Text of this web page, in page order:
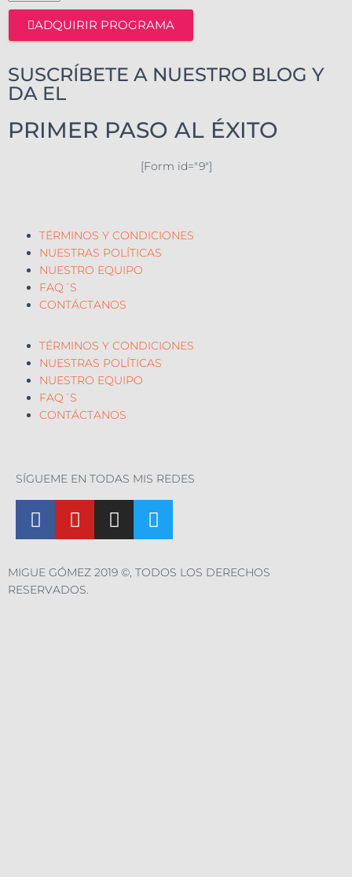
ADQUIRIR PROGRAMA
SUSCRÍBETE A NUESTRO BLOG Y
DA EL
PRIMER PASO AL ÉXITO
[Form id="9"]
TÉRMINOS Y CONDICIONES
NUESTRAS POLÍTICAS
NUESTRO EQUIPO
FAQ´S
CONTÁCTANOS
TÉRMINOS Y CONDICIONES
NUESTRAS POLÍTICAS
NUESTRO EQUIPO
FAQ´S
CONTÁCTANOS
SÍGUEME EN TODAS MIS REDES
MIGUE GÓMEZ 2019 ©, TODOS LOS DERECHOS
RESERVADOS.